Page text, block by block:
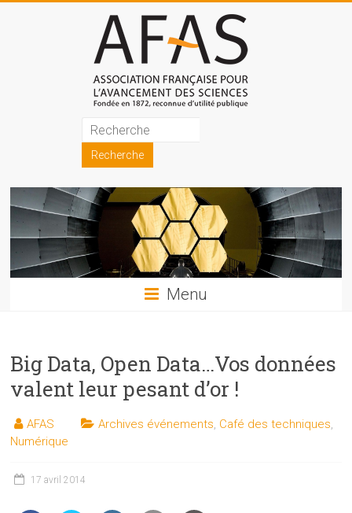
Association
française
pour
l'avancement
des
sciences
les
sciences
et
les
techniques
du
Menu
Big Data, Open Data…Vos données
valent leur pesant d’or !
AFAS Archives événements Café des techniques
Numérique
17 avril 2014